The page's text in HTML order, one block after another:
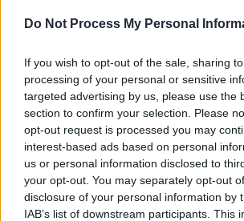
Do Not Process My Personal
If you wish to opt-out of the sale, sharing
processing of your personal or sensitive
targeted advertising by us, please use the
section to confirm your selection. Please
opt-out request is processed you may
interest-based ads based on personal
us or personal information disclosed to
your opt-out. You may separately opt-out
disclosure of your personal information by
IAB’s list of downstream participants. This
Articolul precedent
CTP zice că a trăit recent,
într-un spital din România,
„ceva care e greu de îndurat:
umilința”
Încă
fost
de
Grigore